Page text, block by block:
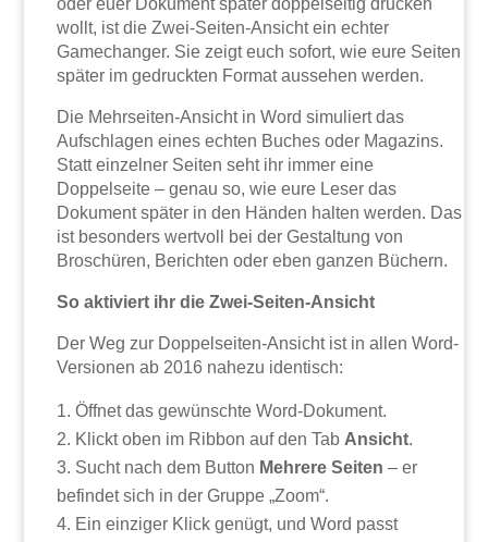
oder euer Dokument später doppelseitig drucken
wollt, ist die Zwei-Seiten-Ansicht ein echter
Gamechanger. Sie zeigt euch sofort, wie eure Seiten
später im gedruckten Format aussehen werden.
Die Mehrseiten-Ansicht in Word simuliert das
Aufschlagen eines echten Buches oder Magazins.
Statt einzelner Seiten seht ihr immer eine
Doppelseite – genau so, wie eure Leser das
Dokument später in den Händen halten werden. Das
ist besonders wertvoll bei der Gestaltung von
Broschüren, Berichten oder eben ganzen Büchern.
So aktiviert ihr die Zwei-Seiten-Ansicht
Der Weg zur Doppelseiten-Ansicht ist in allen Word-
Versionen ab 2016 nahezu identisch:
Öffnet das gewünschte Word-Dokument.
Klickt oben im Ribbon auf den Tab Ansicht.
Sucht nach dem Button Mehrere Seiten – er
befindet sich in der Gruppe „Zoom“.
Ein einziger Klick genügt, und Word passt